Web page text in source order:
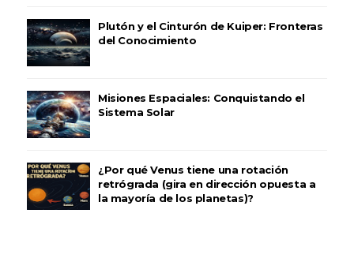
Plutón y el Cinturón de Kuiper: Fronteras
del Conocimiento
Misiones Espaciales: Conquistando el
Sistema Solar
¿Por qué Venus tiene una rotación
retrógrada (gira en dirección opuesta a
la mayoría de los planetas)?